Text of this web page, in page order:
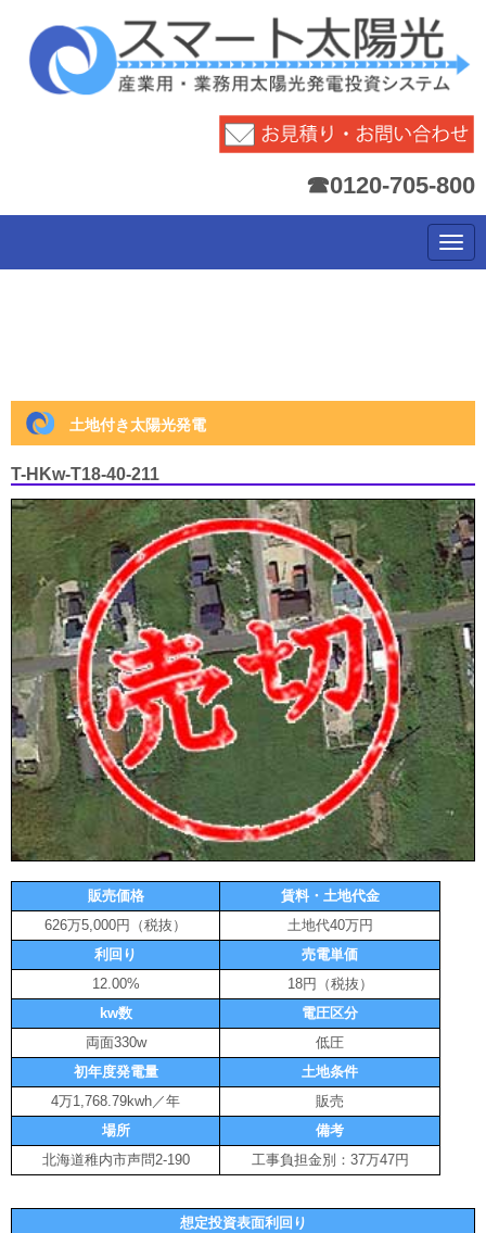
☎0120-705-800
N
a
n
土地付き太陽光発電
T-HKw-T18-40-211
販売価格
賃料・土地代金
626万5,000円（税抜）
土地代40万円
利回り
売電単価
12.00%
18円（税抜）
kw数
電圧区分
両面330w
低圧
初年度発電量
土地条件
4万1,768.79kwh／年
販売
場所
備考
北海道稚内市声問2-190
工事負担金別：37万47円
想定投資表面利回り